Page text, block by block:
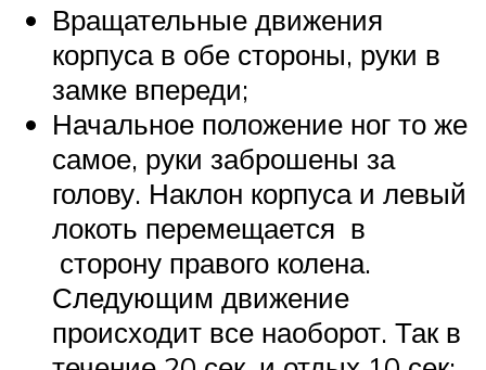
Вращательные движения
корпуса в обе стороны, руки в
замке впереди;
Начальное положение ног то же
самое, руки заброшены за
голову. Наклон корпуса и левый
локоть перемещается в
сторону правого колена.
Следующим движение
происходит все наоборот. Так в